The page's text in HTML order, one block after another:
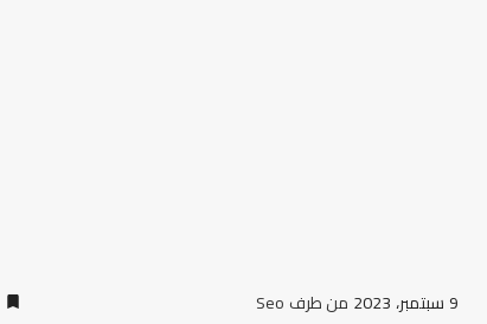
9 سبتمبر، 2023 من طرف Seo